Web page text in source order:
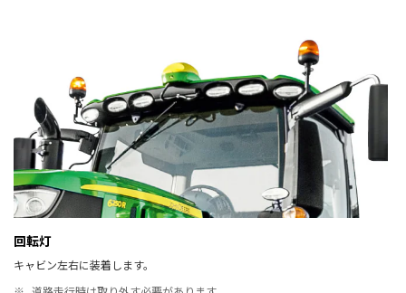
回転灯
キャビン左右に装着します。